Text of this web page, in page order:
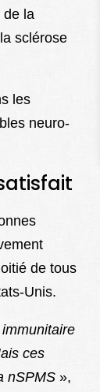
de la
sclérose
les
neuro-
de tous
Unis.
immunitaire
ces
nSPMS »,